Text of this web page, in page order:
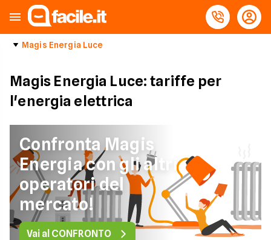
Magis Energia Luce
Magis Energia Luce: tariffe per
l'energia elettrica
Confronta Magis
Energia con gli altri
operatori del
mercato!
Vai al CONFRONTO